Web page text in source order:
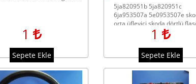
1
Sepete Ekle
5ja820951b 5ja820951c
6ja953507a 5e0953507e
orta üfleyici skoda dörtlü
1
Sepete Ekle